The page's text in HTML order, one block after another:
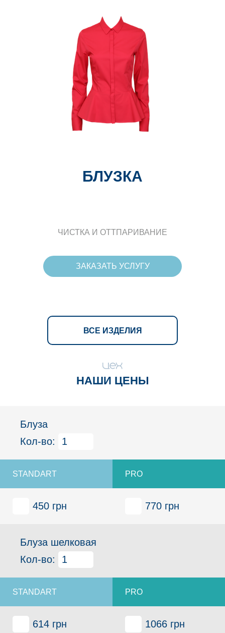
БЛУЗКА
ЧИСТКА И ОТТПАРИВАНИЕ
ЗАКАЗАТЬ УСЛУГУ
ВСЕ ИЗДЕЛИЯ
НАШИ ЦЕНЫ
Блуза
Кол-во:
450 грн 770 грн
Блуза шелковая
Кол-во:
614 грн 1066 грн